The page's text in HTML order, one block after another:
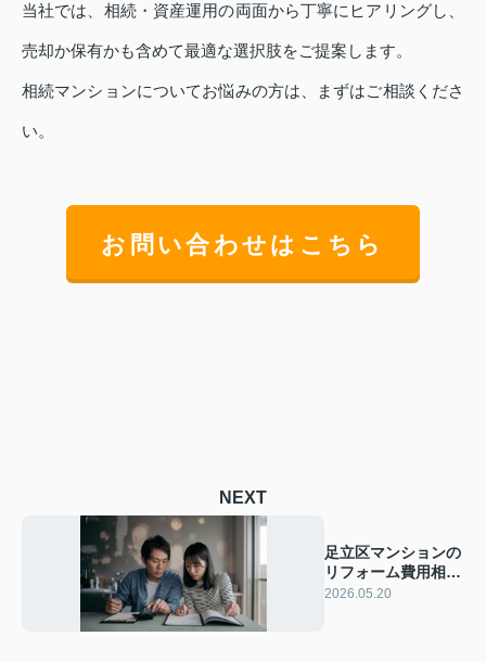
当社では、相続・資産運用の両面から丁寧にヒアリングし、
売却か保有かも含めて最適な選択肢をご提案します。
相続マンションについてお悩みの方は、まずはご相談くださ
い。
お問い合わせはこちら
NEXT
足立区マンションの
リフォーム費用相場
は？比較で資産価値
2026.05.20